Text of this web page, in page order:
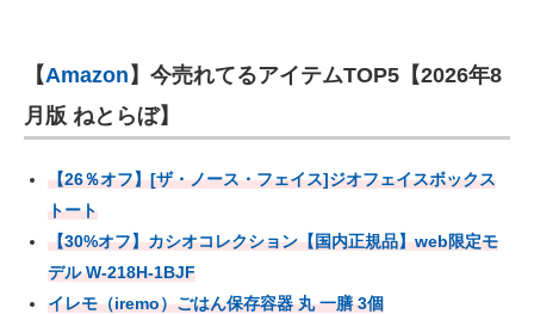
【Amazon 】今売れてるアイテムTOP5【2026年8
月版 ねとらぼ】
【26％オフ】[ザ・ノース・フェイス]ジオフェイスボックス
トート
【30%オフ】カシオコレクション【国内正規品】web限定モ
デル W-218H-1BJF
イレモ（iremo）ごはん保存容器 丸 一膳 3個